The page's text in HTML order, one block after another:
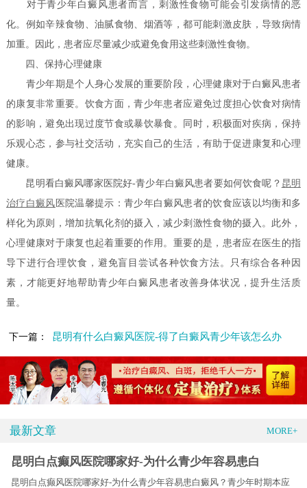
对于青少年白癜风患者而言，刺激性食物可能会引发病情的恶
化。例如辛辣食物、油腻食物、烟酒等，都可能刺激皮肤，导致病情
加重。因此，患者应尽量减少或避免食用这些刺激性食物。
四、保持心理健康
青少年期是个人身心发展的重要阶段，心理健康对于白癜风患者
的康复非常重要。饮食方面，青少年患者应避免过度担心饮食对病情
的影响，避免出现过度节食或暴饮暴食。同时，积极面对疾病，保持
乐观心态，参与社交活动，充实自己的生活，有助于促进康复和心理
健康。
昆明看白癜风哪家医院好-青少年白癜风患者要如何饮食呢？ 昆明
治疗白癜风 医院温馨提示：青少年白癜风患者的饮食应该以均衡和多
样化为原则，增加抗氧化剂的摄入，减少刺激性食物的摄入。此外，
心理健康对于康复也起着重要的作用。重要的是，患者应在医生的指
导下进行合理饮食，避免盲目尝试各种饮食方法。只有综合各种因
素，才能更好地帮助青少年白癜风患者改善身体状况，提升生活质
量。
下一篇： 昆明有什么白癜风医院-得了白癜风青少年该怎么办
最新文章 MORE+
昆明白点癫风医院哪家好-为什么青少年容易患白
昆明白点癫风医院哪家好-为什么青少年容易患白癜风？青少年时期本应